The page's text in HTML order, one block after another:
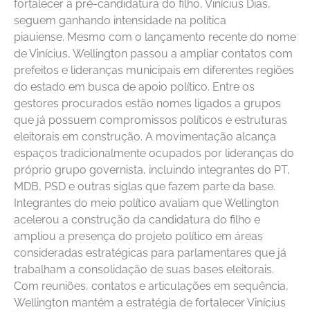
fortalecer a pré-candidatura do filho, Vinícius Dias,
seguem ganhando intensidade na política
piauiense. Mesmo com o lançamento recente do nome
de Vinícius, Wellington passou a ampliar contatos com
prefeitos e lideranças municipais em diferentes regiões
do estado em busca de apoio político. Entre os
gestores procurados estão nomes ligados a grupos
que já possuem compromissos políticos e estruturas
eleitorais em construção. A movimentação alcança
espaços tradicionalmente ocupados por lideranças do
próprio grupo governista, incluindo integrantes do PT,
MDB, PSD e outras siglas que fazem parte da base.
Integrantes do meio político avaliam que Wellington
acelerou a construção da candidatura do filho e
ampliou a presença do projeto político em áreas
consideradas estratégicas para parlamentares que já
trabalham a consolidação de suas bases eleitorais.
Com reuniões, contatos e articulações em sequência,
Wellington mantém a estratégia de fortalecer Vinícius